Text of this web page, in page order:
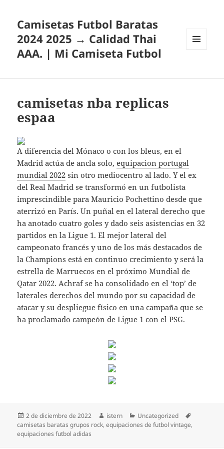
Camisetas Futbol Baratas
2024 2025 → Calidad Thai
AAA. | Mi Camiseta Futbol
camisetas nba replicas
espaa
A diferencia del Mónaco o con los bleus, en el
Madrid actúa de ancla solo,equipacion portugal
mundial 2022 sin otro mediocentro al lado. Y el ex
del Real Madrid se transformó en un futbolista
imprescindible para Mauricio Pochettino desde que
aterrizó en París. Un puñal en el lateral derecho que
ha anotado cuatro goles y dado seis asistencias en 32
partidos en la Ligue 1. El mejor lateral del
campeonato francés y uno de los más destacados de
la Champions está en continuo crecimiento y será la
estrella de Marruecos en el próximo Mundial de
Qatar 2022. Achraf se ha consolidado en el ‘top’ de
laterales derechos del mundo por su capacidad de
atacar y su despliegue físico en una campaña que se
ha proclamado campeón de Ligue 1 con el PSG.
Publicado
el
2 de diciembre de 2022 Autor
istern Categorías
Uncategorized
camisetas baratas grupos rock,equipaciones de futbol vintage,
equipaciones futbol adidas